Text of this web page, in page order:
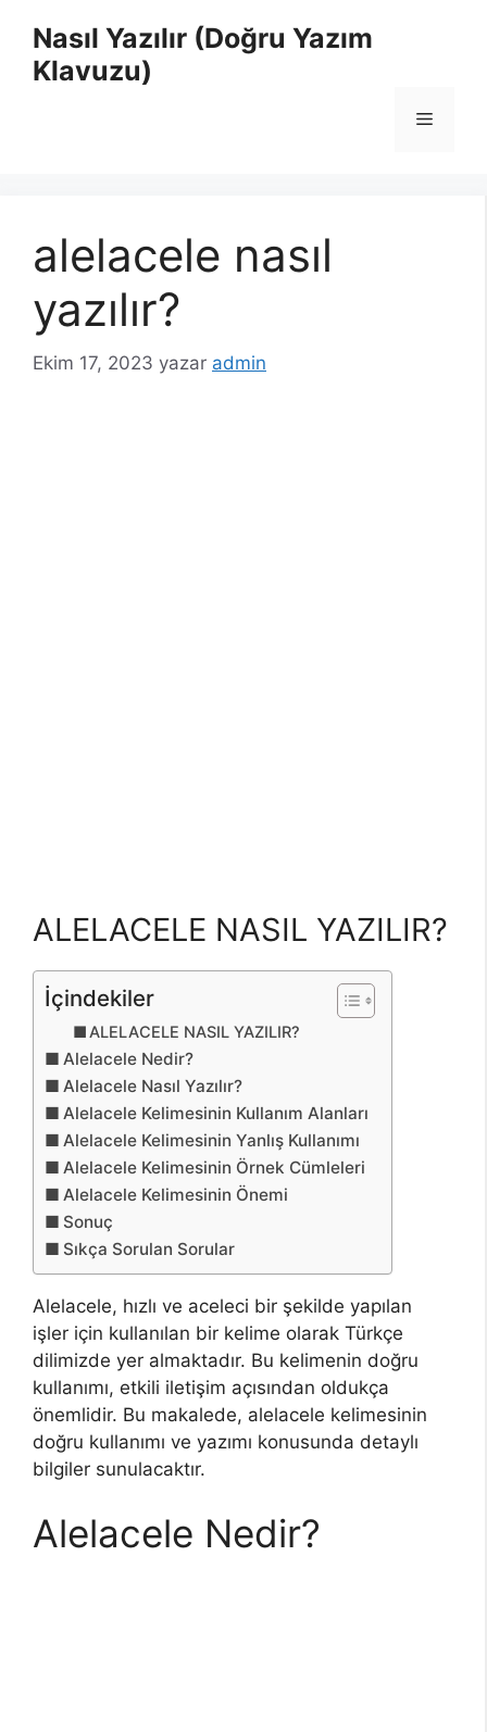
Nasıl Yazılır (Doğru Yazım
Klavuzu)
Menü
alelacele nasıl
yazılır?
Ekim 17, 2023 yazar admin
ALELACELE NASIL YAZILIR?
İçindekiler
ALELACELE NASIL YAZILIR?
Alelacele Nedir?
Alelacele Nasıl Yazılır?
Alelacele Kelimesinin Kullanım Alanları
Alelacele Kelimesinin Yanlış Kullanımı
Alelacele Kelimesinin Örnek Cümleleri
Alelacele Kelimesinin Önemi
Sonuç
Sıkça Sorulan Sorular
Alelacele, hızlı ve aceleci bir şekilde yapılan
işler için kullanılan bir kelime olarak Türkçe
dilimizde yer almaktadır. Bu kelimenin doğru
kullanımı, etkili iletişim açısından oldukça
önemlidir. Bu makalede, alelacele kelimesinin
doğru kullanımı ve yazımı konusunda detaylı
bilgiler sunulacaktır.
Alelacele Nedir?